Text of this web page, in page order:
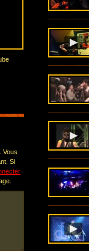
Vous
Si